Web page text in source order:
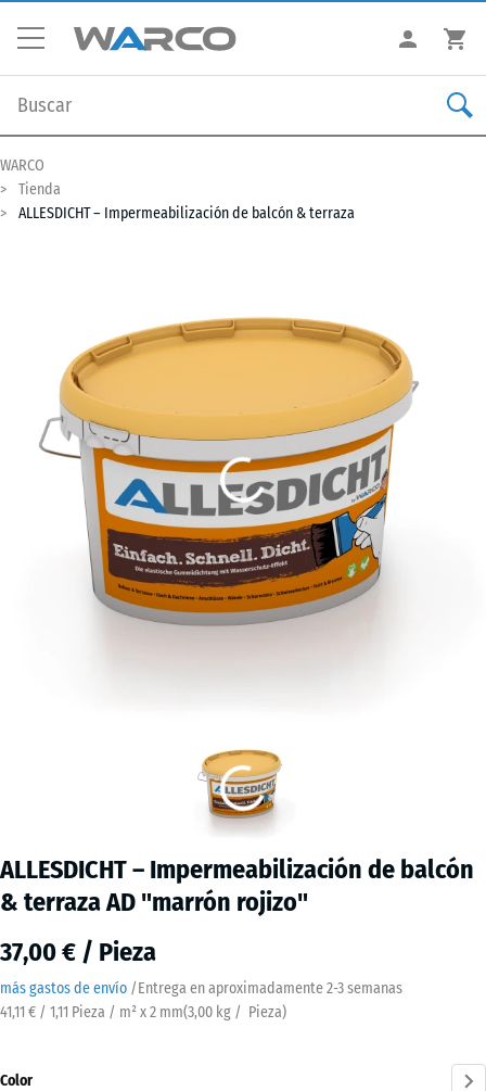
WARCO
Tienda
ALLESDICHT – Impermeabilización de balcón & terraza
ALLESDICHT – Impermeabilización de balcón
& terraza AD "marrón rojizo"
37,00 € / Pieza
más gastos de envío /Entrega en aproximadamente2-3 semanas
41,11 € / 1,11 Pieza / m² x 2 mm(3,00 kg / Pieza)
Color